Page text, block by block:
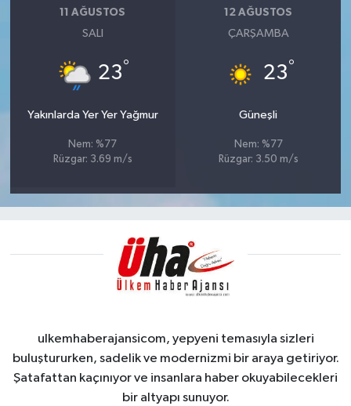
11 AĞUSTOS
SALI
23°
Yakınlarda Yer Yer Yağmur
Nem: %77
Rüzgar: 3.69 m/s
12 AĞUSTOS
ÇARŞAMBA
23°
Güneşli
Nem: %77
Rüzgar: 3.50 m/s
ulkemhaberajansicom, yepyeni temasıyla sizleri
buluştururken, sadelik ve modernizmi bir araya getiriyor.
Şatafattan kaçınıyor ve insanlara haber okuyabilecekleri
bir altyapı sunuyor.